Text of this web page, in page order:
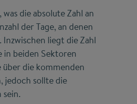
die absolute Zahl an
der Tage, an denen
liegt die Zahl
in beiden Sektoren
über die kommenden
jedoch sollte die